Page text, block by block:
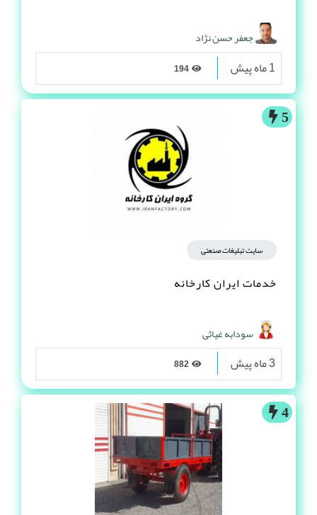
جعفر حسن نژاد
1 ماه پیش
5
سایت تبلیغات صنعتی
خدمات ایران کارخانه
سودابه غیاثی
3 ماه پیش
4